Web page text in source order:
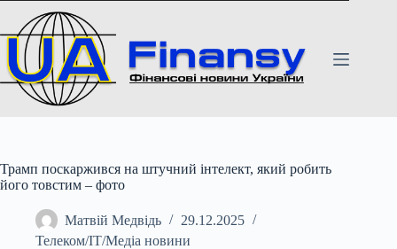
вмісту
Трамп поскаржився на штучний інтелект, який робить
його товстим – фото
Матвій Медвідь
29.12.2025
Телеком/ІТ/Медіа новини